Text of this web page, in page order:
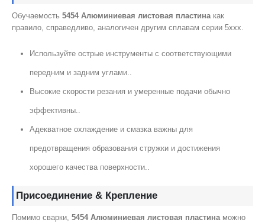
Обучаемость 5454 Алюминиевая листовая пластина как
правило, справедливо, аналогичен другим сплавам серии 5xxx.
Используйте острые инструменты с соответствующими
передним и задним углами..
Высокие скорости резания и умеренные подачи обычно
эффективны..
Адекватное охлаждение и смазка важны для
предотвращения образования стружки и достижения
хорошего качества поверхности..
Присоединение & Крепление
Помимо сварки, 5454 Алюминиевая листовая пластинаможно